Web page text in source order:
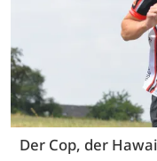
Der Cop, der